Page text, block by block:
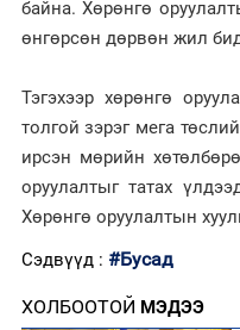
байна. Хөрөнгө
өнгөрсөн дөрвөн жил
Тэгэхээр хөрөнгө
толгой зэрэг мега
ирсэн мөрийн
оруулалтыг татах
Хөрөнгө оруулалтын
Сэдвүүд : #Бусад
ХОЛБООТОЙ МЭДЭЭ